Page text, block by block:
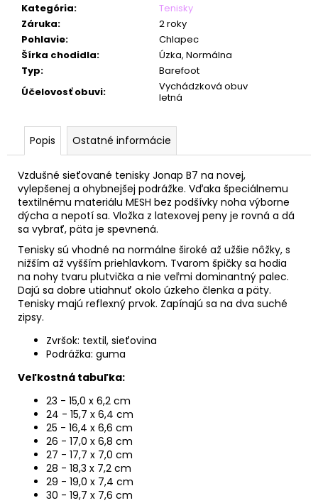
Kategória:
Tenisky
Záruka:
2 roky
Pohlavie:
Chlapec
Šírka chodidla:
Úzka, Normálna
Typ:
Barefoot
Účelovosť obuvi:
Vychádzková obuv
letná
Popis Ostatné informácie
Vzdušné sieťované tenisky Jonap B7 na novej,
vylepšenej a ohybnejšej podrážke. Vďaka špeciálnemu
textilnému materiálu MESH bez podšívky noha výborne
dýcha a nepotí sa. Vložka z latexovej peny je rovná a dá
sa vybrať, päta je spevnená.
Tenisky sú vhodné na normálne široké až užšie nôžky, s
nižším až vyšším priehlavkom. Tvarom špičky sa hodia
na nohy tvaru plutvička a nie veľmi dominantný palec.
Dajú sa dobre utiahnuť okolo úzkeho členka a päty.
Tenisky majú reflexný prvok. Zapínajú sa na dva suché
zipsy.
Zvršok: textil, sieťovina
Podrážka: guma
Veľkostná tabuľka:
23 - 15,0 x 6,2 cm
24 - 15,7 x 6,4 cm
25 - 16,4 x 6,6 cm
26 - 17,0 x 6,8 cm
27 - 17,7 x 7,0 cm
28 - 18,3 x 7,2 cm
29 - 19,0 x 7,4 cm
30 - 19,7 x 7,6 cm
m
e